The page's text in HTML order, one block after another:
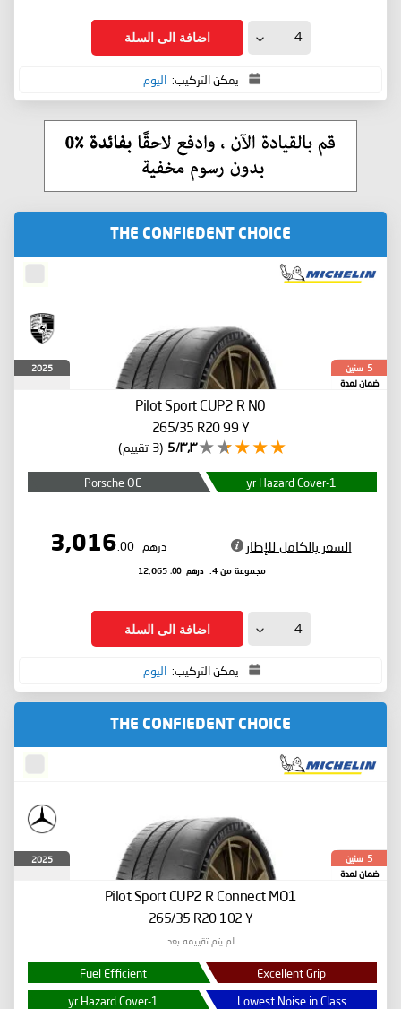
اضافة الى السلة
يمكن التركيب: اليوم
THE CONFIEDENT CHOICE
5 سنين
ضمان لمدة
2025
Pilot Sport CUP2 R N0
265/35 R20 99 Y
٣٫٣/5 (3 تقييم)
1-yr Hazard Cover
Porsche OE
السعر بالكامل للإطار درهم 3,016
.00
مجموعة من 4: درهم 12,065
.00
اضافة الى السلة
يمكن التركيب: اليوم
THE CONFIEDENT CHOICE
5 سنين
ضمان لمدة
2025
Pilot Sport CUP2 R Connect MO1
265/35 R20 102 Y
لم يتم تقييمه بعد
Excellent Grip
Fuel Efficient
Lowest Noise in Class
1-yr Hazard Cover